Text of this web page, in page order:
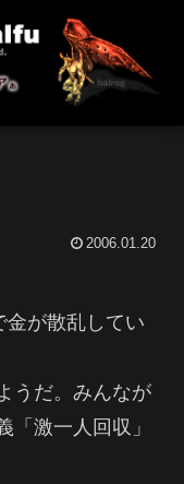
2006.01.20
金が散乱してい
うだ。みんなが
「激一人回収」